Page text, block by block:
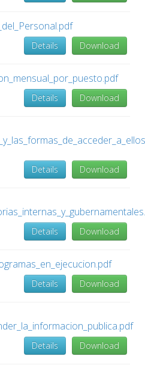
Download
Details
Download
Details
Download
Details
Download
Details
Download
Details
Download
Details